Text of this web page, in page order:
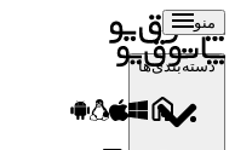
منو
دسته‌بندی‌ها